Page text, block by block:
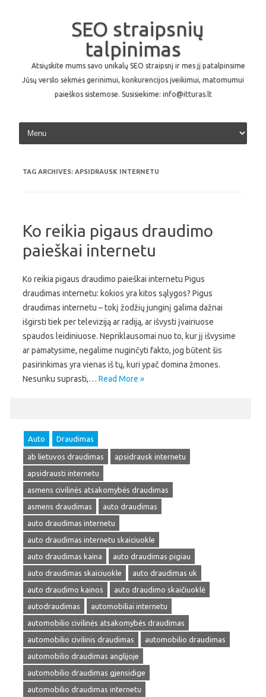
SEO straipsnių
talpinimas
Atsiųskite mums savo unikalų SEO straipsnį ir mes jį patalpinsime
Jūsų verslo sėkmės gerinimui, konkurencijos įveikimui, matomumui
paieškos sistemose. Susisiekime: info@itturas.lt
Skip to content
TAG ARCHIVES: APSIDRAUSK INTERNETU
Ko reikia pigaus draudimo
paieškai internetu
Ko reikia pigaus draudimo paieškai internetu Pigus
draudimas internetu: kokios yra kitos sąlygos? Pigus
draudimas internetu – tokį žodžių junginį galima dažnai
išgirsti tiek per televiziją ar radiją, ar išvysti įvairiuose
spaudos leidiniuose. Nepriklausomai nuo to, kur jį išvysime
ar pamatysime, negalime nuginčyti fakto, jog būtent šis
pasirinkimas yra vienas iš tų, kuri ypač domina žmones.
Nesunku suprasti,… Read More »
Auto Draudimas
ab lietuvos draudimas
apsidrausk internetu
apsidrausti internetu
asmens civilinės atsakomybės draudimas
asmens draudimas
auto draudimas
auto draudimas internetu
auto draudimas internetu skaiciuokle
auto draudimas kaina
auto draudimas pigiau
auto draudimas skaiciuokle
auto draudimas uk
auto draudimo kainos
auto draudimo skaičiuoklė
autodraudimas
automobiliai internetu
automobilio civilinės atsakomybės draudimas
automobilio civilinis draudimas
automobilio draudimas
automobilio draudimas anglijoje
automobilio draudimas gjensidige
automobilio draudimas internetu